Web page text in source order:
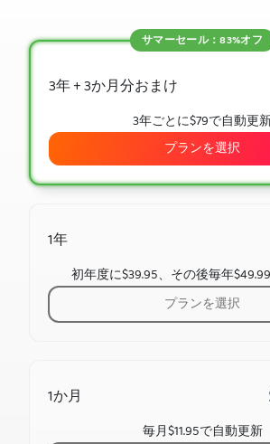
1か月
毎月$11.95で自動更新
3年 + 3か月分おまけ
サマーセール：83%オフ
3年ごとに$79で自動更
プランを選択
1年
初年度に$39.95、その後毎年
プランを選択